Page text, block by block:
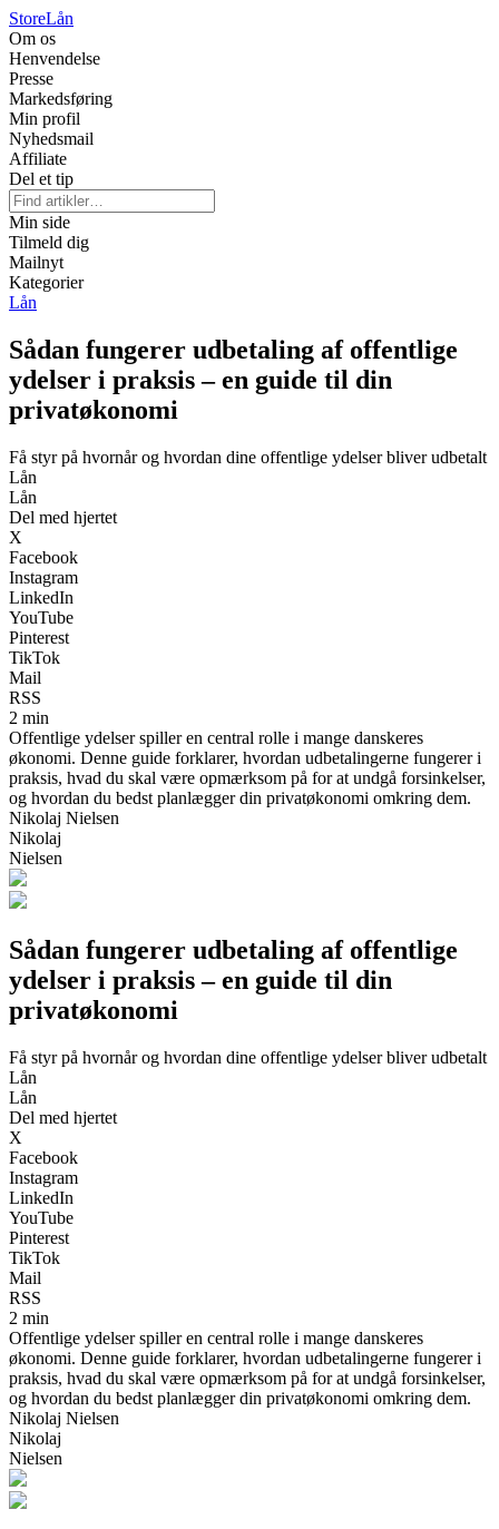
StoreLån
Om os
Henvendelse
Presse
Markedsføring
Min profil
Nyhedsmail
Affiliate
Del et tip
Min side
Tilmeld dig
Mailnyt
Kategorier
Lån
Sådan fungerer udbetaling af offentlige
ydelser i praksis – en guide til din
privatøkonomi
Få styr på hvornår og hvordan dine offentlige ydelser bliver udbetalt
Lån
Lån
Del med hjertet
X
Facebook
Instagram
LinkedIn
YouTube
Pinterest
TikTok
Mail
RSS
2 min
Offentlige ydelser spiller en central rolle i mange danskeres
økonomi. Denne guide forklarer, hvordan udbetalingerne fungerer i
praksis, hvad du skal være opmærksom på for at undgå forsinkelser,
og hvordan du bedst planlægger din privatøkonomi omkring dem.
Nikolaj Nielsen
Nikolaj
Nielsen
Sådan fungerer udbetaling af offentlige
ydelser i praksis – en guide til din
privatøkonomi
Få styr på hvornår og hvordan dine offentlige ydelser bliver udbetalt
Lån
Lån
Del med hjertet
X
Facebook
Instagram
LinkedIn
YouTube
Pinterest
TikTok
Mail
RSS
2 min
Offentlige ydelser spiller en central rolle i mange danskeres
økonomi. Denne guide forklarer, hvordan udbetalingerne fungerer i
praksis, hvad du skal være opmærksom på for at undgå forsinkelser,
og hvordan du bedst planlægger din privatøkonomi omkring dem.
Nikolaj Nielsen
Nikolaj
Nielsen